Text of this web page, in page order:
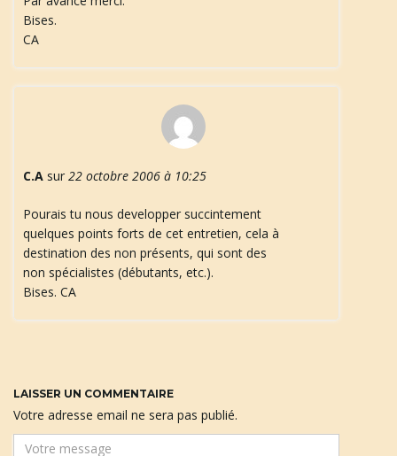
Bises.
CA
C.A sur 22 octobre 2006 à 10:25
Pourais tu nous developper succintement
quelques points forts de cet entretien, cela à
destination des non présents, qui sont des
non spécialistes (débutants, etc.).
Bises. CA
LAISSER UN COMMENTAIRE
Votre adresse email ne sera pas publié.